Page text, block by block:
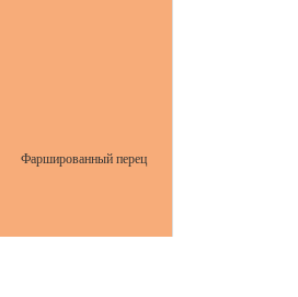
Фаршированный перец